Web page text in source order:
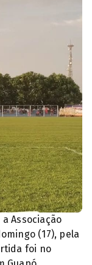
Associação
(17), pela
foi no